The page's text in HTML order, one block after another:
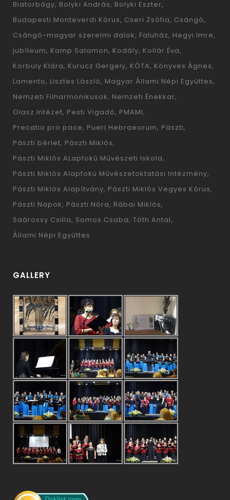
Biatorbágy Bolyki András Bolyki Eszter
Budapesti Monteverdi Kórus Cseri Zsófia Csángó
Csángó-magyar szerelmi dalok Faluház Hegyi Imre
jubíleum Kamp Salamon Kodály Kollár Éva
Korbuly Klára Kurucz Gergely KÓTA Könyves Ágnes
Lamento Lisztes László Magyar Állami Népi Együttes
Nemzeti Filharmonikusok Nemzeti Énekkar
Olasz Intézet Pesti Vigadó PMAMI
Precatio pro pace Pueri Hebraeorum Pászti
Pászti bérlet Pászti Miklós
Pászti Miklós ALapfokú Művészeti Iskola
Pászti Miklós Alapfokú Művészetoktatási Intézmény
Pászti Miklós Alapítvány Pászti Miklós Vegyes Kórus
Pászti Napok Pászti Nóra Rábai Miklós
Saárossy Csilla Somos Csaba Tóth Antal
Állami Népi Együttes
GALLERY